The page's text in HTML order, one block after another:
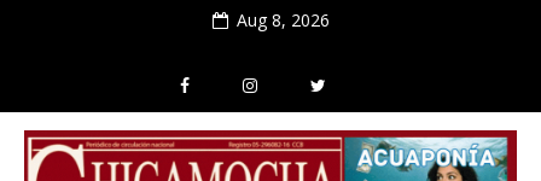
Aug 8, 2026